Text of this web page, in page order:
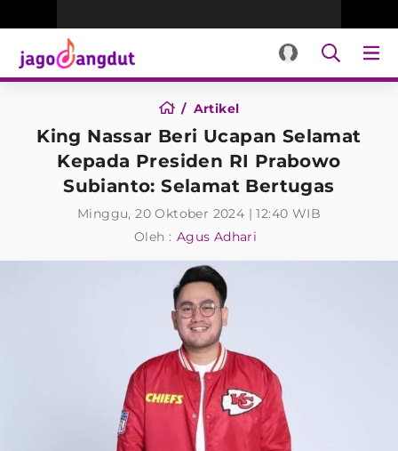
Artikel
King Nassar Beri Ucapan Selamat
Kepada Presiden RI Prabowo
Subianto: Selamat Bertugas
Minggu, 20 Oktober 2024 | 12:40 WIB
Oleh : Agus Adhari